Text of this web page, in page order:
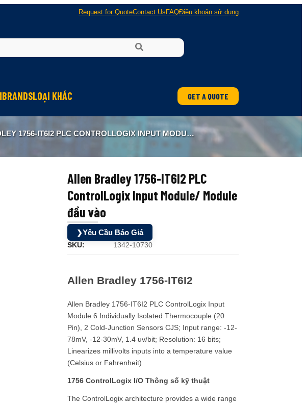
Request for QuoteContact Us FAQĐiều khoản sử dụng
BRANDS
Oriental Motor
KGN
LOẠI KHÁC
Đèn phòng nổ
GET A QUOTE
IT6I2 PLC CONTROLLOGIX INPUT MODULE/ MODULE ĐẦU VÀO
Allen Bradley 1756-IT6I2 PLC
ControlLogix Input Module/ Module
đầu vào
❯Yêu Cầu Báo Giá
SKU: 1342-10730
Allen Bradley 1756-IT6I2
Allen Bradley 1756-IT6I2 PLC ControlLogix Input
Module 6 Individually Isolated Thermocouple (20
Pin), 2 Cold-Junction Sensors CJS; Input range: -12-
78mV, -12-30mV, 1.4 uv/bit; Resolution: 16 bits;
Linearizes millivolts inputs into a temperature value
(Celsius or Fahrenheit)
1756 ControlLogix I/O Thông số kỹ thuật
The ControlLogix architecture provides a wide range